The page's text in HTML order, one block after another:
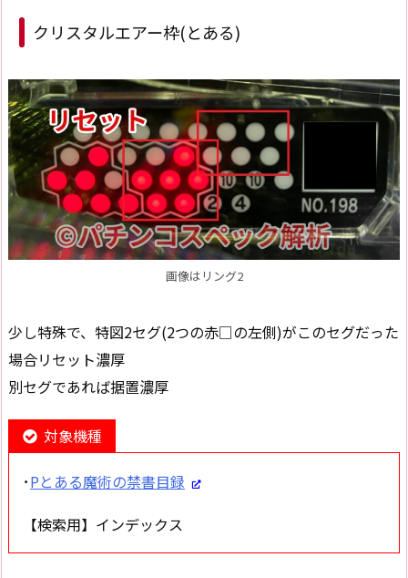
クリスタルエアー枠(とある)
画像はリング2
少し特殊で、特図2セグ(2つの赤□の左側)がこのセグだった
場合リセット濃厚
別セグであれば据置濃厚
対象機種
･Pとある魔術の禁書目録
【検索用】インデックス